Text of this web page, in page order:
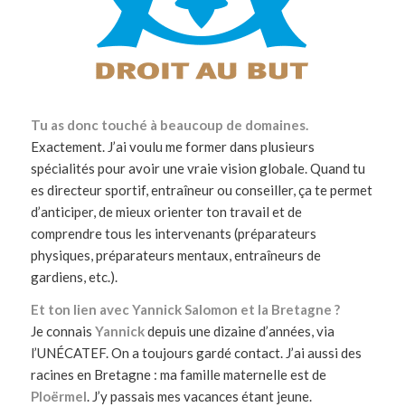
Tu as donc touché à beaucoup de domaines.
Exactement. J’ai voulu me former dans plusieurs
spécialités pour avoir une vraie vision globale. Quand tu
es directeur sportif, entraîneur ou conseiller, ça te permet
d’anticiper, de mieux orienter ton travail et de
comprendre tous les intervenants (préparateurs
physiques, préparateurs mentaux, entraîneurs de
gardiens, etc.).
Et ton lien avec Yannick Salomon et la Bretagne ?
Je connais Yannickdepuis une dizaine d’années, via
l’UNÉCATEF. On a toujours gardé contact. J’ai aussi des
racines en Bretagne : ma famille maternelle est de
Ploërmel. J’y passais mes vacances étant jeune.